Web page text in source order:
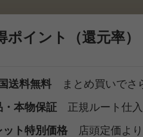
ポイント（還元率）
送料無料 まとめ買いでさ
本物保証 正規ルート仕
ト特別価格 店頭定価よ